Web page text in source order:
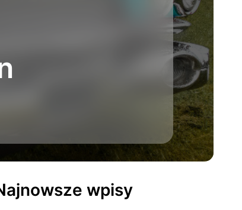
wpisy